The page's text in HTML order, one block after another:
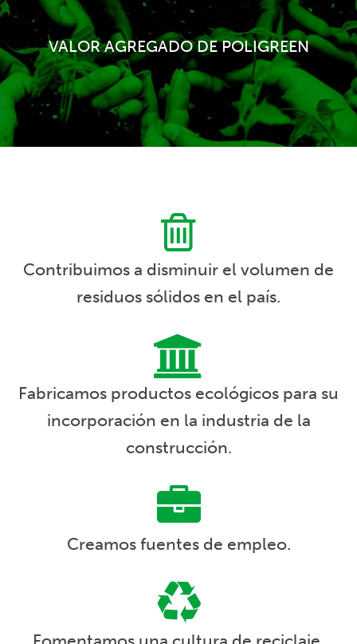
VALOR AGREGADO DE POLIGREEN
Contribuimos a disminuir el volumen de
residuos sólidos en el país.
Fabricamos productos ecológicos para su
incorporación en la industria de la
construcción.
Creamos fuentes de empleo.